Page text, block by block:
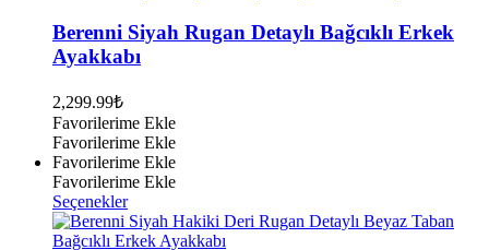
fazla
varyasyonu
var.
sayfasından
seçilebilir
Berenni Siyah Rugan Detaylı Bağcıklı Erkek
Ayakkabı
2,299.99₺
Favorilerime Ekle
Favorilerime Ekle
Favorilerime Ekle
Favorilerime Ekle
SeçeneklerBu
ürünün
birden